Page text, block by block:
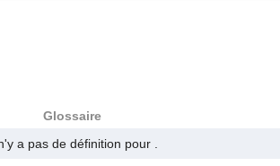
Glossaire
a pas de définition pour .